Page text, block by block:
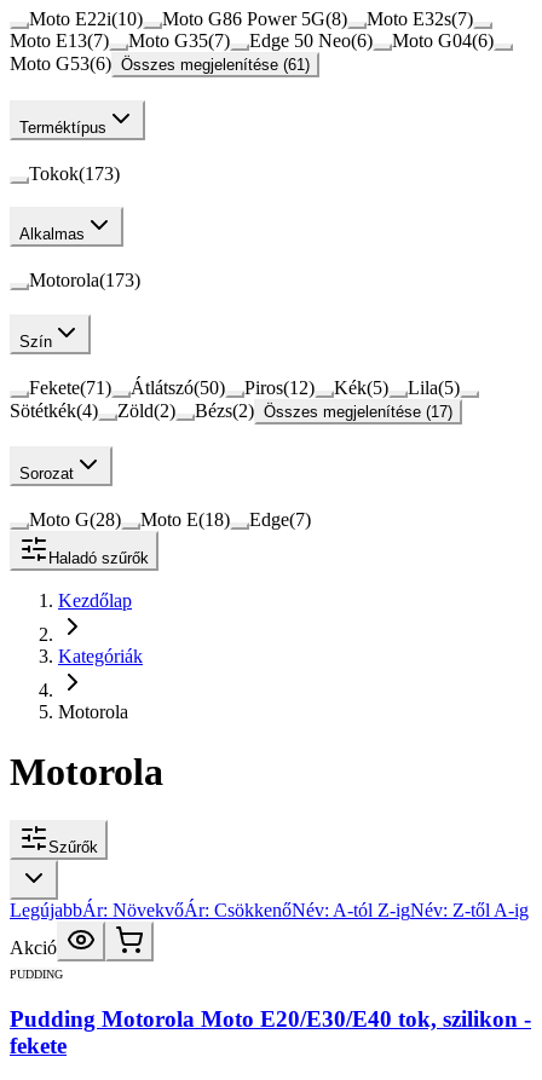
Moto E22i(10) Moto G86 Power 5G(8) Moto E32s(7)
Moto E13(7) Moto G35(7) Edge 50 Neo(6) Moto G04(6)
Moto G53(6) Összes megjelenítése (61)
Terméktípus
Tokok(173)
Alkalmas
Motorola(173)
Szín
Fekete(71) Átlátszó(50) Piros(12) Kék(5) Lila(5)
Sötétkék(4) Zöld(2) Bézs(2) Összes megjelenítése (17)
Sorozat
Moto G(28) Moto E(18) Edge(7)
Haladó szűrők
Kezdőlap
Kategóriák
Motorola
Motorola
Szűrők
LegújabbÁr: NövekvőÁr: CsökkenőNév: A-tól Z-igNév: Z-től A-ig
Akció
PUDDING
Pudding Motorola Moto E20/E30/E40 tok, szilikon -
fekete